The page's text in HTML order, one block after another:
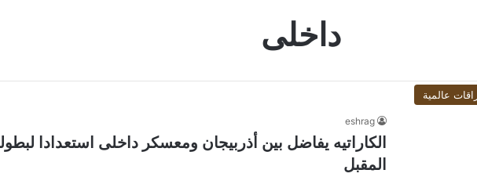
داخلى
عالمية
eshrag
الكاراتيه يفاضل بين أذربيجان ومعسكر داخلى استعدادا
المقبل